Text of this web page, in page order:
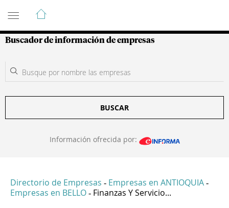
Guía de Empresas Colombianas
Buscador de información de empresas
BUSCAR
Información ofrecida por:
Directorio de Empresas - Empresas en ANTIOQUIA -
Empresas en BELLO - Finanzas Y Servicio...